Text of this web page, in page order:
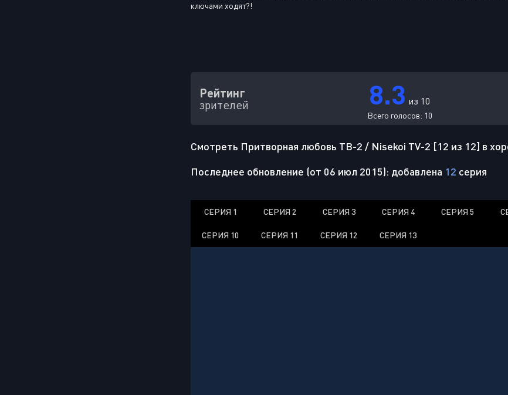
ключами ходят?!
Рейтинг
зрителей 8.3 из 10
Всего голосов: 10
Смотреть Притворная любовь ТВ-2 / Nisekoi TV-2 [12 из 12] в
Последнее обновление (от 06 июл 2015): добавлена 12 серия
СЕРИЯ 1 СЕРИЯ 2 СЕРИЯ 3 СЕРИЯ 4 СЕРИЯ 5
СЕРИЯ 10 СЕРИЯ 11 СЕРИЯ 12 СЕРИЯ 13